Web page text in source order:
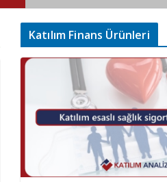
Katılım Finans Ürünleri